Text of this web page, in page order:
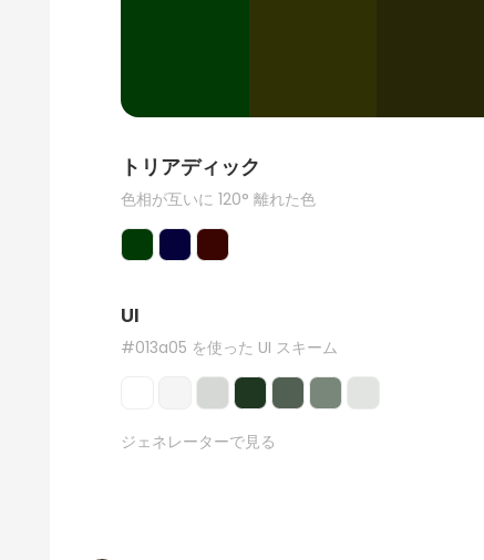
トリアディック
色相が互いに 120° 離れた色
UI
#013a05 を使った UI スキーム
ジェネレーターで見る